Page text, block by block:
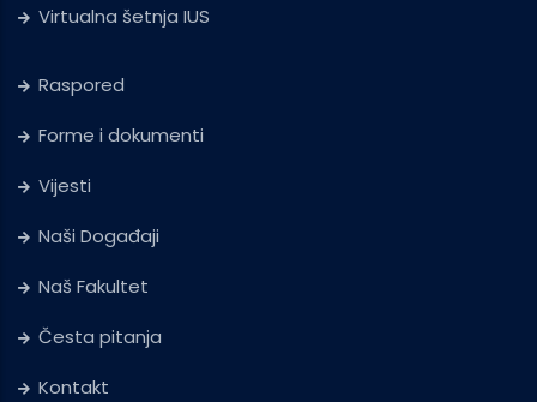
Virtualna šetnja IUS
Raspored
Forme i dokumenti
Vijesti
Naši Događaji
Naš Fakultet
Česta pitanja
Kontakt